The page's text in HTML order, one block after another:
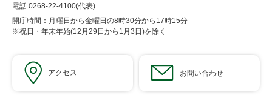
電話 0268-22-4100(代表)
開庁時間：月曜日から金曜日の8時30分から17時15分
※祝日・年末年始(12月29日から1月3日)を除く
アクセス お問い合わせ